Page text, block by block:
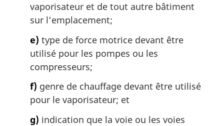
vaporisateur et de tout autre bâtiment
sur l’emplacement;
e) type de force motrice devant être
utilisé pour les pompes ou les
compresseurs;
f) genre de chauffage devant être utilisé
pour le vaporisateur; et
g) indication que la voie ou les voies